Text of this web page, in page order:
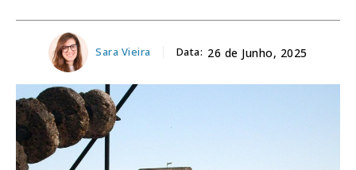
Sara Vieira Data: 26 de Junho, 2025